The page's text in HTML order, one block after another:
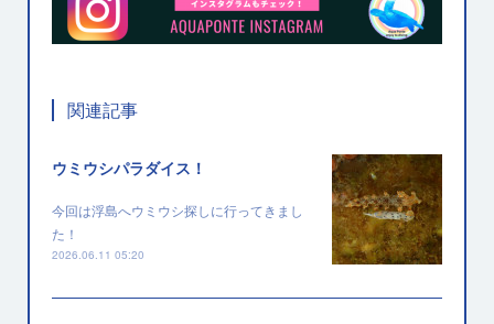
関連記事
ウミウシパラダイス！
今回は浮島へウミウシ探しに行ってきまし
た！
2026.06.11 05:20